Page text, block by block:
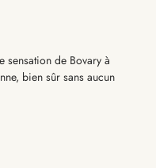
sensation de Bovary à
bien sûr sans aucun